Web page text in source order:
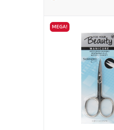
MEGA!